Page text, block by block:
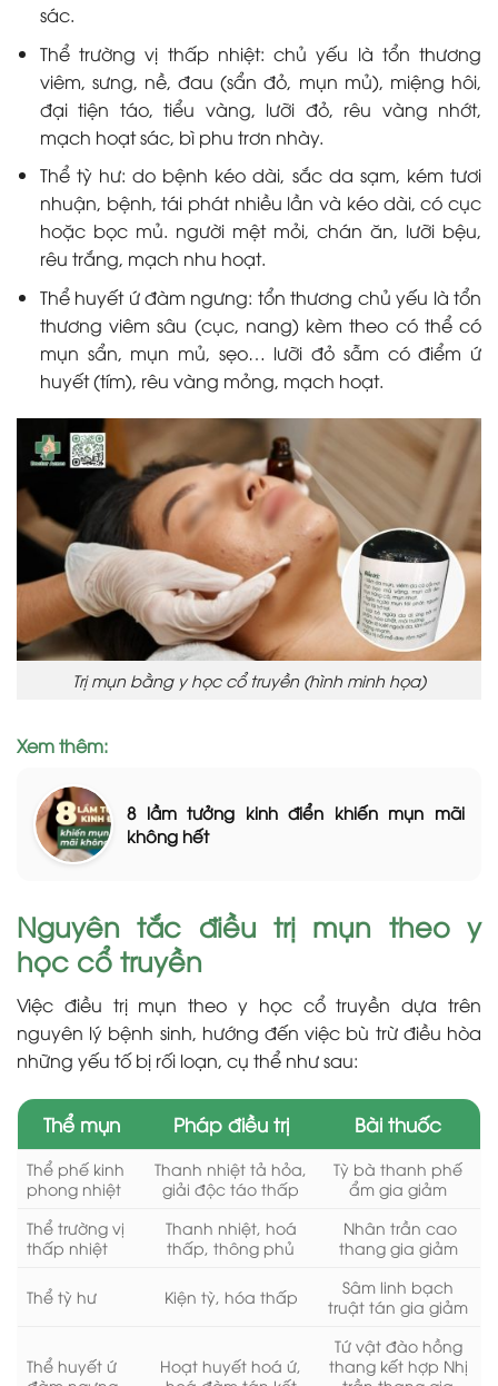
sác.
Thể trường vị thấp nhiệt: chủ yếu là tổn thương
viêm, sưng, nề, đau (sẩn đỏ, mụn mủ), miệng hôi,
đại tiện táo, tiểu vàng, lưỡi đỏ, rêu vàng nhớt,
mạch hoạt sác, bì phu trơn nhày.
Thể tỳ hư: do bệnh kéo dài, sắc da sạm, kém tươi
nhuận, bệnh, tái phát nhiều lần và kéo dài, có cục
hoặc bọc mủ. người mệt mỏi, chán ăn, lưỡi bệu,
rêu trắng, mạch nhu hoạt.
Thể huyết ứ đàm ngưng: tổn thương chủ yếu là tổn
thương viêm sâu (cục, nang) kèm theo có thể có
mụn sẩn, mụn mủ, sẹo… lưỡi đỏ sẫm có điểm ứ
huyết (tím), rêu vàng mỏng, mạch hoạt.
Trị mụn bằng y học cổ truyền (hình minh họa)
Xem thêm:
8 lầm tưởng kinh điển khiến mụn mãi
không hết
Nguyên tắc điều trị mụn theo y
học cổ truyền
Việc điều trị mụn theo y học cổ truyền dựa trên
nguyên lý bệnh sinh, hướng đến việc bù trừ điều hòa
những yếu tố bị rối loạn, cụ thể như sau:
Thể mụn Pháp điều trị Bài thuốc
Thể phế kinh
phong nhiệt
Thanh nhiệt tả hỏa,
giải độc táo thấp
Tỳ bà thanh phế
ẩm gia giảm
Thể trường vị
thấp nhiệt
Thanh nhiệt, hoá
thấp, thông phủ
Nhân trần cao
thang gia giảm
Thể tỳ hư Kiện tỳ, hóa thấp
Sâm linh bạch
truật tán gia giảm
Thể huyết ứ
Hoạt huyết hoá ứ,
Tứ vật đào hồng
thang kết hợp Nhị